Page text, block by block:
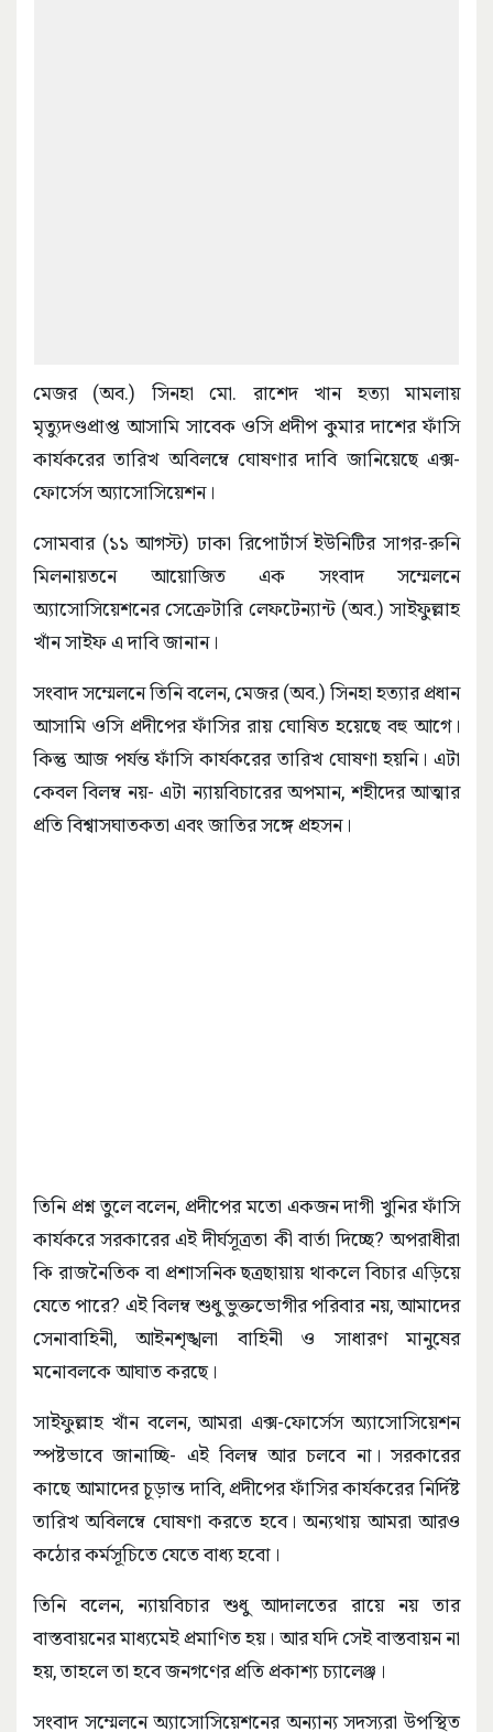
মেজর (অব.) সিনহা মো. রাশেদ খান হত্যা মামলায়
মৃত্যুদণ্ডপ্রাপ্ত আসামি সাবেক ওসি প্রদীপ কুমার দাশের ফাঁসি
কার্যকরের তারিখ অবিলম্বে ঘোষণার দাবি জানিয়েছে এক্স-
ফোর্সেস অ্যাসোসিয়েশন।
সোমবার (১১ আগস্ট) ঢাকা রিপোর্টার্স ইউনিটির সাগর-রুনি
মিলনায়তনে আয়োজিত এক সংবাদ সম্মেলনে
অ্যাসোসিয়েশনের সেক্রেটারি লেফটেন্যান্ট (অব.) সাইফুল্লাহ
খাঁন সাইফ এ দাবি জানান।
সংবাদ সম্মেলনে তিনি বলেন, মেজর (অব.) সিনহা হত্যার প্রধান
আসামি ওসি প্রদীপের ফাঁসির রায় ঘোষিত হয়েছে বহু আগে।
কিন্তু আজ পর্যন্ত ফাঁসি কার্যকরের তারিখ ঘোষণা হয়নি। এটা
কেবল বিলম্ব নয়- এটা ন্যায়বিচারের অপমান, শহীদের আত্মার
প্রতি বিশ্বাসঘাতকতা এবং জাতির সঙ্গে প্রহসন।
তিনি প্রশ্ন তুলে বলেন, প্রদীপের মতো একজন দাগী খুনির ফাঁসি
কার্যকরে সরকারের এই দীর্ঘসূত্রতা কী বার্তা দিচ্ছে? অপরাধীরা
কি রাজনৈতিক বা প্রশাসনিক ছত্রছায়ায় থাকলে বিচার এড়িয়ে
যেতে পারে? এই বিলম্ব শুধু ভুক্তভোগীর পরিবার নয়, আমাদের
সেনাবাহিনী, আইনশৃঙ্খলা বাহিনী ও সাধারণ মানুষের
মনোবলকে আঘাত করছে।
সাইফুল্লাহ খাঁন বলেন, আমরা এক্স-ফোর্সেস অ্যাসোসিয়েশন
স্পষ্টভাবে জানাচ্ছি- এই বিলম্ব আর চলবে না। সরকারের
কাছে আমাদের চূড়ান্ত দাবি, প্রদীপের ফাঁসির কার্যকরের নির্দিষ্ট
তারিখ অবিলম্বে ঘোষণা করতে হবে। অন্যথায় আমরা আরও
কঠোর কর্মসূচিতে যেতে বাধ্য হবো।
তিনি বলেন, ন্যায়বিচার শুধু আদালতের রায়ে নয় তার
বাস্তবায়নের মাধ্যমেই প্রমাণিত হয়। আর যদি সেই বাস্তবায়ন না
হয়, তাহলে তা হবে জনগণের প্রতি প্রকাশ্য চ্যালেঞ্জ।
সংবাদ সম্মেলনে অ্যাসোসিয়েশনের অন্যান্য সদস্যরা উপস্থিত